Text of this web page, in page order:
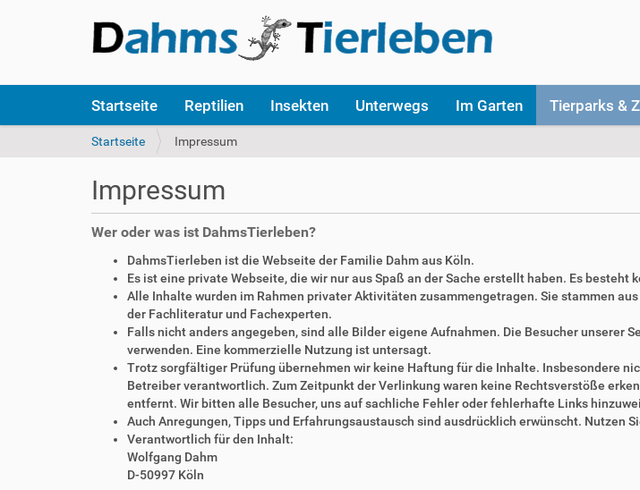
k
Startseite Reptilien Insekten Unterwegs Im Garten Tierparks &
S
i
n
Startseite Impressum
Impressum
Wer oder was ist DahmsTierleben?
DahmsTierleben ist die Webseite der Familie Dahm aus Köln.
Es ist eine private Webseite, die wir nur aus Spaß an der Sache erstellt haben. Es
Alle Inhalte wurden im Rahmen privater Aktivitäten zusammengetragen. Sie stammen
der Fachliteratur und Fachexperten.
Falls nicht anders angegeben, sind alle Bilder eigene Aufnahmen. Die Besucher unserer
verwenden. Eine kommerzielle Nutzung ist untersagt.
Trotz sorgfältiger Prüfung übernehmen wir keine Haftung für die Inhalte. Insbesondere
Betreiber verantwortlich. Zum Zeitpunkt der Verlinkung waren keine Rechtsverstöße
entfernt. Wir bitten alle Besucher, uns auf sachliche Fehler oder fehlerhafte Links
Auch Anregungen, Tipps und Erfahrungsaustausch sind ausdrücklich erwünscht. Nutzen
Verantwortlich für den Inhalt:
Wolfgang Dahm
D-50997 Köln